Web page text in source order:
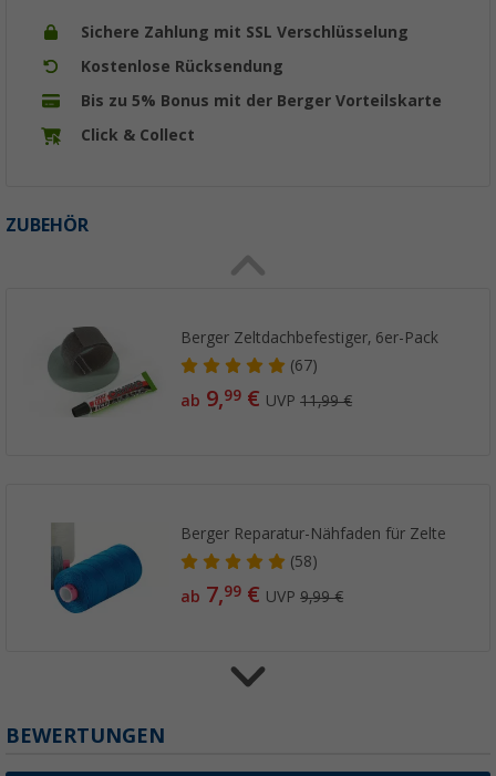
Sichere Zahlung mit SSL Verschlüsselung
Kostenlose Rücksendung
Bis zu 5% Bonus mit der Berger Vorteilskarte
Click & Collect
ZUBEHÖR
Berger Zeltdachbefestiger, 6er-Pack
(67)
ab 9,99 € UVP11,99 €
Berger Reparatur-Nähfaden für Zelte
(58)
ab 7,99 € UVP9,99 €
BEWERTUNGEN